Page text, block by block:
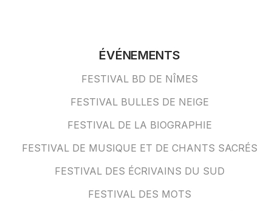
ÉVÉNEMENTS
FESTIVAL BD DE NÎMES
FESTIVAL BULLES DE NEIGE
FESTIVAL DE LA BIOGRAPHIE
FESTIVAL DE MUSIQUE ET DE CHANTS SACRÉS
FESTIVAL DES ÉCRIVAINS DU SUD
FESTIVAL DES MOTS